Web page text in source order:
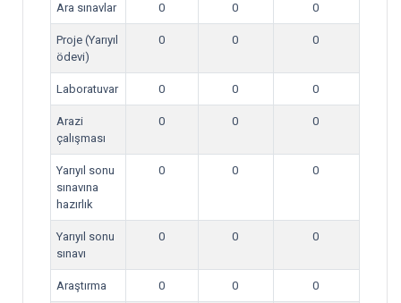
Ara sınavlar 0 0 0
Proje (Yarıyıl
ödevi)
0 0 0
Laboratuvar 0 0 0
Arazi
çalışması
0 0 0
Yarıyıl sonu
sınavına
hazırlık
0 0 0
Yarıyıl sonu
sınavı
0 0 0
Araştırma 0 0 0